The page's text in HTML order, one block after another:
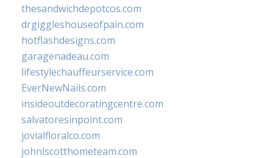
thesandwichdepotcos.com
drgiggleshouseofpain.com
hotflashdesigns.com
garagenadeau.com
lifestylechauffeurservice.com
EverNewNails.com
insideoutdecoratingcentre.com
salvatoresinpoint.com
jovialfloralco.com
johnlscotthometeam.com